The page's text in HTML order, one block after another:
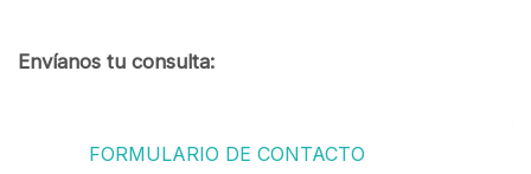
Envíanos tu consulta: